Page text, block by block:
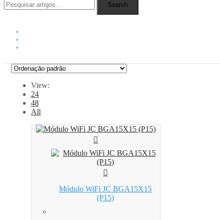
Search
View:
24
48
All
Módulo WiFi JC BGA15X15
(P15)